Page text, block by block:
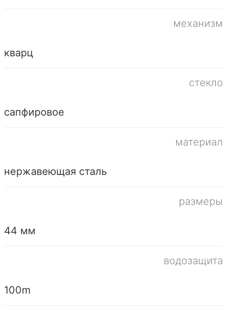
механизм
кварц
стекло
сапфировое
материал
нержавеющая сталь
размеры
44 мм
водозащита
100m